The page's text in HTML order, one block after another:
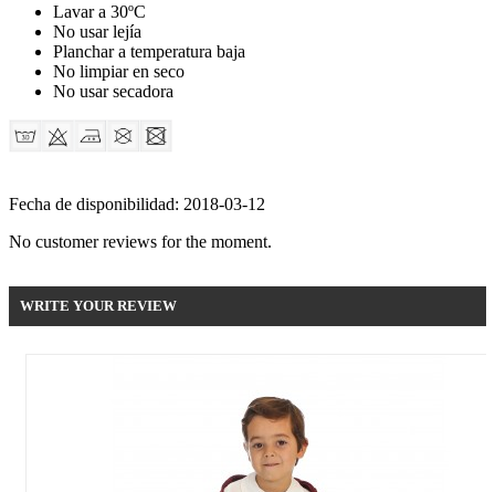
Lavar a 30ºC
No usar lejía
Planchar a temperatura baja
No limpiar en seco
No usar secadora
Fecha de disponibilidad: 2018-03-12
No customer reviews for the moment.
WRITE YOUR REVIEW